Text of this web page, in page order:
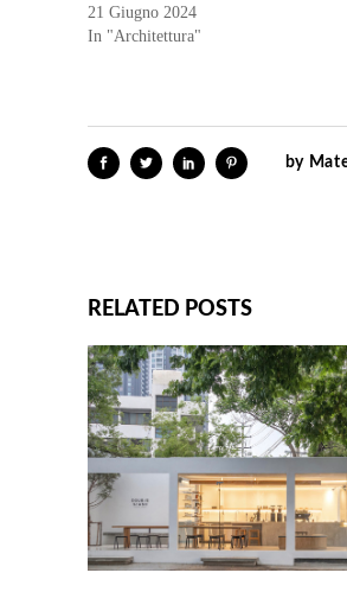
21 Giugno 2024
In "Architettura"
by
RELATED POSTS